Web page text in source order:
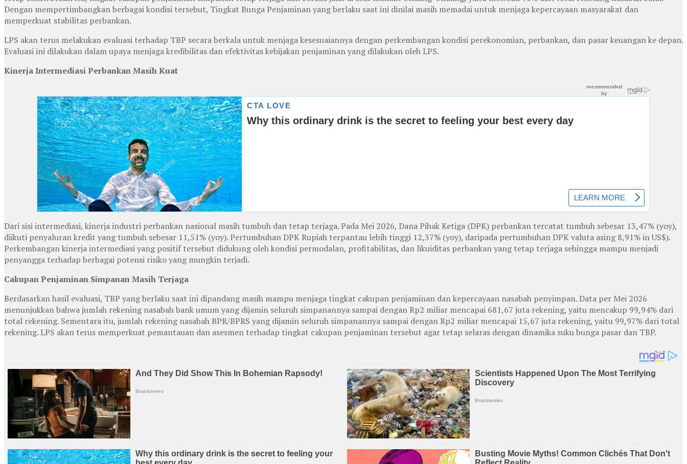
Dengan mempertimbangkan berbagai kondisi tersebut, Tingkat Bunga Penjaminan yang berlaku saat ini dinilai masih memadai untuk menjaga kepercayaan masyarakat dan
memperkuat stabilitas perbankan.
LPS akan terus melakukan evaluasi terhadap TBP secara berkala untuk menjaga kesesuaiannya dengan perkembangan kondisi perekonomian, perbankan, dan pasar keuangan ke depan.
Evaluasi ini dilakukan dalam upaya menjaga kredibilitas dan efektivitas kebijakan penjaminan yang dilakukan oleh LPS.
Kinerja Intermediasi Perbankan Masih Kuat
Dari sisi intermediasi, kinerja industri perbankan nasional masih tumbuh dan tetap terjaga. Pada Mei 2026, Dana Pihak Ketiga (DPK) perbankan tercatat tumbuh sebesar 13,47% (yoy),
diikuti penyaluran kredit yang tumbuh sebesar 11,51% (yoy). Pertumbuhan DPK Rupiah terpantau lebih tinggi 12,37% (yoy), daripada pertumbuhan DPK valuta asing 8,91% in US$).
Perkembangan kinerja intermediasi yang positif tersebut didukung oleh kondisi permodalan, profitabilitas, dan likuiditas perbankan yang tetap terjaga sehingga mampu menjadi
penyangga terhadap berbagai potensi risiko yang mungkin terjadi.
Cakupan Penjaminan Simpanan Masih Terjaga
Berdasarkan hasil evaluasi, TBP yang berlaku saat ini dipandang masih mampu menjaga tingkat cakupan penjaminan dan kepercayaan nasabah penyimpan. Data per Mei 2026
menunjukkan bahwa jumlah rekening nasabah bank umum yang dijamin seluruh simpanannya sampai dengan Rp2 miliar mencapai 681,67 juta rekening, yaitu mencakup 99,94% dari
total rekening. Sementara itu, jumlah rekening nasabah BPR/BPRS yang dijamin seluruh simpanannya sampai dengan Rp2 miliar mencapai 15,67 juta rekening, yaitu 99,97% dari total
rekening. LPS akan terus memperkuat pemantauan dan asesmen terhadap tingkat cakupan penjaminan tersebut agar tetap selaras dengan dinamika suku bunga pasar dan TBP.